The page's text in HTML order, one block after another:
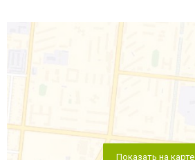
Показать на карте